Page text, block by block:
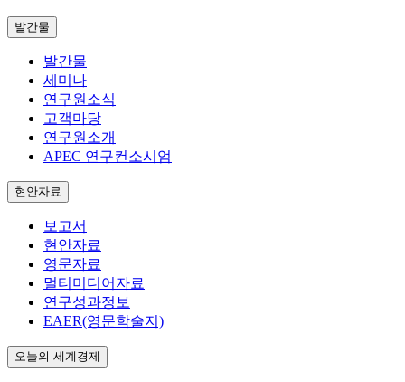
발간물
발간물
세미나
연구원소식
고객마당
연구원소개
APEC 연구컨소시엄
현안자료
보고서
현안자료
영문자료
멀티미디어자료
연구성과정보
EAER(영문학술지)
오늘의 세계경제